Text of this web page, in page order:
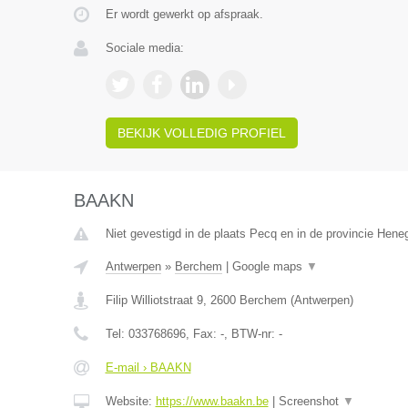
Er wordt gewerkt op afspraak.
Sociale media:
BEKIJK VOLLEDIG PROFIEL
BAAKN
Niet gevestigd in de plaats Pecq en in de provincie
Antwerpen» Berchem Google maps ▼
Filip Williotstraat 9, 2600 Berchem (Antwerpen)
Tel: 033768696, Fax: -, BTW-nr: -
E-mail › BAAKN
Website: https://www.baakn.be| Screenshot ▼